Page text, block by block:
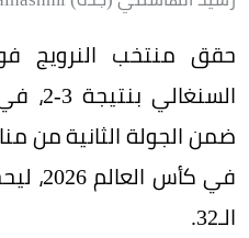
حقق منتخب النرويج
ضمن الجولة الثانية من
في
الـ32.